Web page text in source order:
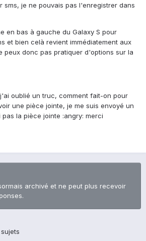
sms, je ne pouvais pas l'enregistrer dans
en bas à gauche du Galaxy S pour
et bien celà revient immédiatement aux
peux donc pas pratiquer d'options sur la
oublié un truc, comment fait-on pour
une pièce jointe, je me suis envoyé un
la pièce jointe :angry: merci
archivé et ne peut plus recevoir